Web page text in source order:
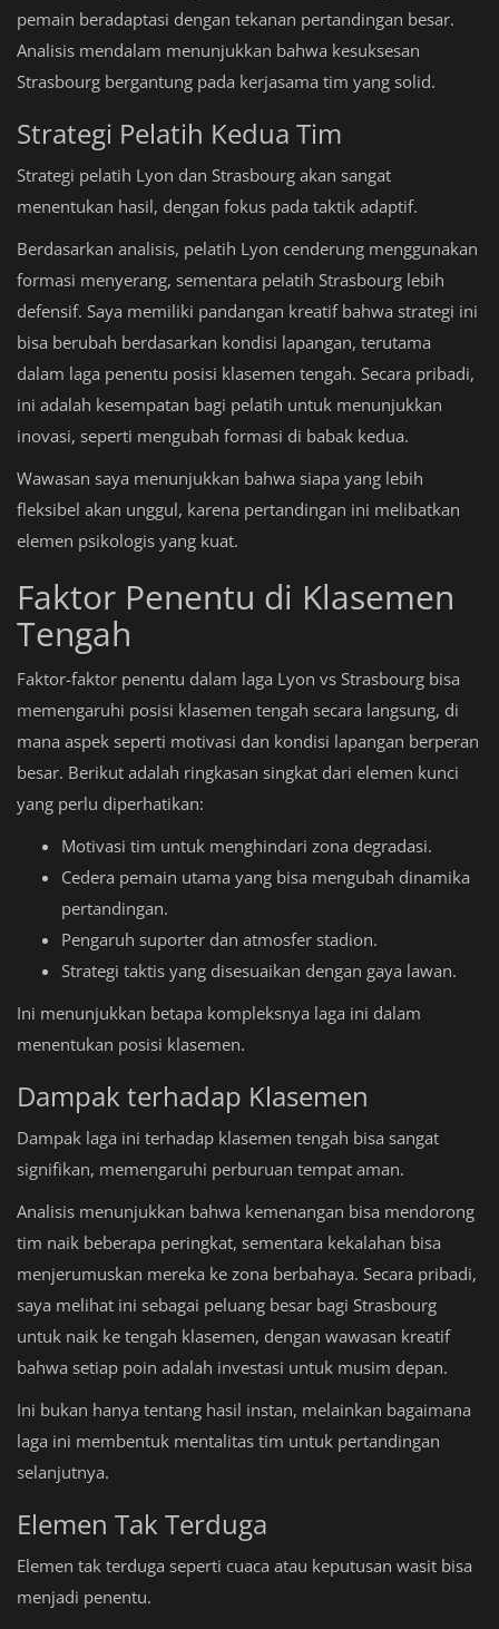
pemain beradaptasi dengan tekanan pertandingan besar.
Analisis mendalam menunjukkan bahwa kesuksesan
Strasbourg bergantung pada kerjasama tim yang solid.
Strategi Pelatih Kedua Tim
Strategi pelatih Lyon dan Strasbourg akan sangat
menentukan hasil, dengan fokus pada taktik adaptif.
Berdasarkan analisis, pelatih Lyon cenderung menggunakan
formasi menyerang, sementara pelatih Strasbourg lebih
defensif. Saya memiliki pandangan kreatif bahwa strategi ini
bisa berubah berdasarkan kondisi lapangan, terutama
dalam laga penentu posisi klasemen tengah. Secara pribadi,
ini adalah kesempatan bagi pelatih untuk menunjukkan
inovasi, seperti mengubah formasi di babak kedua.
Wawasan saya menunjukkan bahwa siapa yang lebih
fleksibel akan unggul, karena pertandingan ini melibatkan
elemen psikologis yang kuat.
Faktor Penentu di Klasemen
Tengah
Faktor-faktor penentu dalam laga Lyon vs Strasbourg bisa
memengaruhi posisi klasemen tengah secara langsung, di
mana aspek seperti motivasi dan kondisi lapangan berperan
besar. Berikut adalah ringkasan singkat dari elemen kunci
yang perlu diperhatikan:
Motivasi tim untuk menghindari zona degradasi.
Cedera pemain utama yang bisa mengubah dinamika
pertandingan.
Pengaruh suporter dan atmosfer stadion.
Strategi taktis yang disesuaikan dengan gaya lawan.
Ini menunjukkan betapa kompleksnya laga ini dalam
menentukan posisi klasemen.
Dampak terhadap Klasemen
Dampak laga ini terhadap klasemen tengah bisa sangat
signifikan, memengaruhi perburuan tempat aman.
Analisis menunjukkan bahwa kemenangan bisa mendorong
tim naik beberapa peringkat, sementara kekalahan bisa
menjerumuskan mereka ke zona berbahaya. Secara pribadi,
saya melihat ini sebagai peluang besar bagi Strasbourg
untuk naik ke tengah klasemen, dengan wawasan kreatif
bahwa setiap poin adalah investasi untuk musim depan.
Ini bukan hanya tentang hasil instan, melainkan bagaimana
laga ini membentuk mentalitas tim untuk pertandingan
selanjutnya.
Elemen Tak Terduga
Elemen tak terduga seperti cuaca atau keputusan wasit bisa
menjadi penentu.